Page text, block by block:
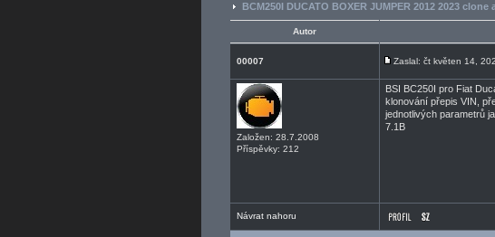
BCM250I DUCATO BOXER JUMPER 2012 2023
Autor
00007 Zaslal: čt květen 14,
Založen: 28.7.2008
Příspěvky: 212
BSI BC250I pro Fiat
klonování přepis VIN,
jednotlivých parametrů
7.1B
Návrat nahoru